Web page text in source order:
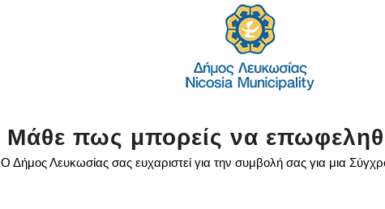
Μάθε πως μπορείς να
Ο Δήμος Λευκωσίας σας ευχαριστεί για την συμβολή σας για μια